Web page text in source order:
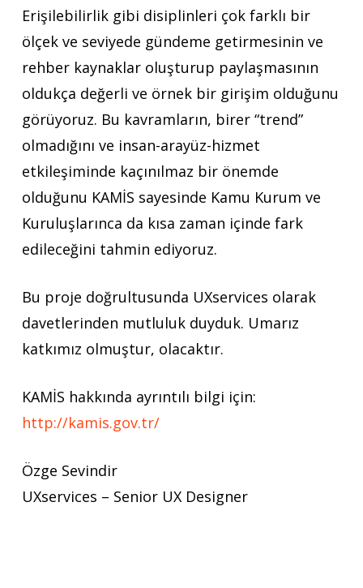
Erişilebilirlik gibi disiplinleri çok farklı bir
ölçek ve seviyede gündeme getirmesinin ve
rehber kaynaklar oluşturup paylaşmasının
oldukça değerli ve örnek bir girişim olduğunu
görüyoruz. Bu kavramların, birer “trend”
olmadığını ve insan-arayüz-hizmet
etkileşiminde kaçınılmaz bir önemde
olduğunu KAMİS sayesinde Kamu Kurum ve
Kuruluşlarınca da kısa zaman içinde fark
edileceğini tahmin ediyoruz.
Bu proje doğrultusunda UXservices olarak
davetlerinden mutluluk duyduk. Umarız
katkımız olmuştur, olacaktır.
KAMİS hakkında ayrıntılı bilgi için:
http://kamis.gov.tr/
Özge Sevindir
UXservices – Senior UX Designer